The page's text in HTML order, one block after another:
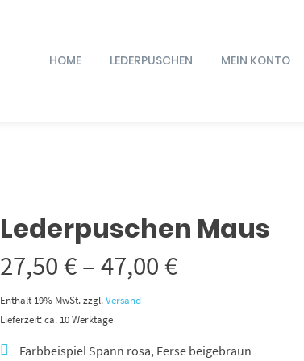
HOME LEDERPUSCHEN MEIN KONTO
Lederpuschen Maus
27,50€–47,00€Preisspanne:
bis
Enthält 19% MwSt.zzgl.Versand
Lieferzeit: ca. 10 Werktage
Farbbeispiel Spann rosa, Ferse beigebraun